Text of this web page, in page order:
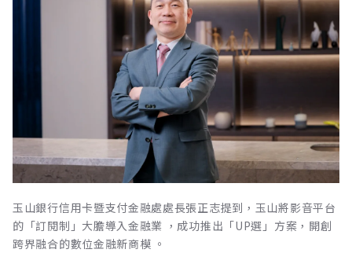
玉山銀行信用卡暨支付金融處處長張正志提到，玉山將影音平台
的「訂閱制」大膽導入金融業 ，成功推出「UP選」方案，開創
跨界融合的數位金融新商模 。